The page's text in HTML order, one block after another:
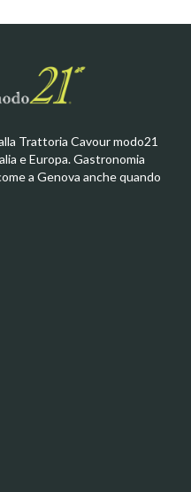
Trattoria Cavour modo21
e Europa. Gastronomia
a Genova anche quando